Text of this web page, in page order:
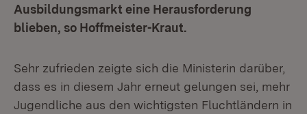
Ausbildungsmarkt eine Herausforderung
blieben, so Hoffmeister-Kraut.
Sehr zufrieden zeigte sich die Ministerin darüber,
dass es in diesem Jahr erneut gelungen sei, mehr
Jugendliche aus den wichtigsten Fluchtländern in